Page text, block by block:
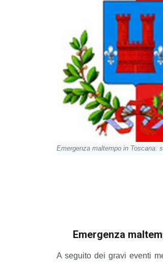
Emergenza maltempo in Toscana:
Emergenza
A seguito dei gravi eventi